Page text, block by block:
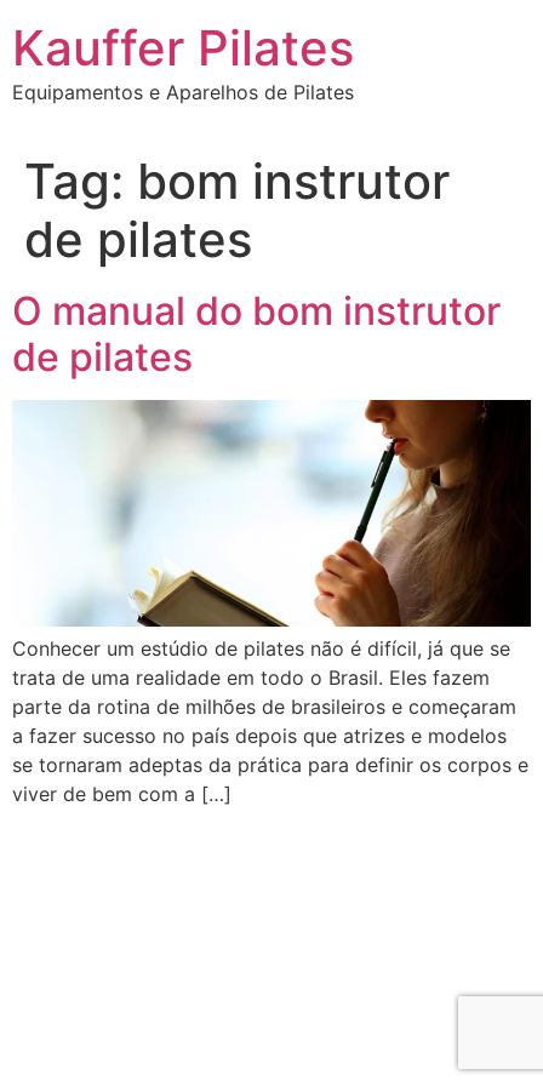
para
conteúdo
Kauffer Pilates
Equipamentos e Aparelhos de Pilates
Tag: bom instrutor
de pilates
O manual do bom instrutor
de pilates
Conhecer um estúdio de pilates não é difícil, já que se
trata de uma realidade em todo o Brasil. Eles fazem
parte da rotina de milhões de brasileiros e começaram
a fazer sucesso no país depois que atrizes e modelos
se tornaram adeptas da prática para definir os corpos e
viver de bem com a […]